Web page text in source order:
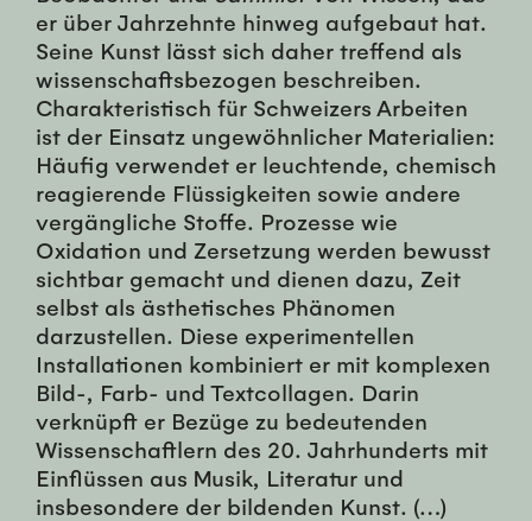
er über Jahrzehnte hinweg aufgebaut hat.
Seine Kunst lässt sich daher treffend als
wissenschaftsbezogen beschreiben.
Charakteristisch für Schweizers Arbeiten
ist der Einsatz ungewöhnlicher Materialien:
Häufig verwendet er leuchtende, chemisch
reagierende Flüssigkeiten sowie andere
vergängliche Stoffe. Prozesse wie
Oxidation und Zersetzung werden bewusst
sichtbar gemacht und dienen dazu, Zeit
selbst als ästhetisches Phänomen
darzustellen. Diese experimentellen
Installationen kombiniert er mit komplexen
Bild-, Farb- und Textcollagen. Darin
verknüpft er Bezüge zu bedeutenden
Wissenschaftlern des 20. Jahrhunderts mit
Einflüssen aus Musik, Literatur und
insbesondere der bildenden Kunst. (…)